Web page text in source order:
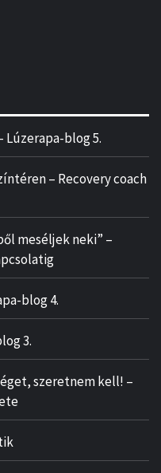
Lúzerapa-blog 5.
– Recovery coach
meséljek neki” –
blog 4.
3.
szeretnem kell! –